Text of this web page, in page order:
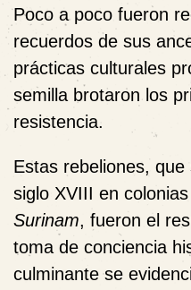
Poco a poco fueron
recuerdos de sus
prácticas culturales
semilla brotaron los
resistencia.
Estas rebeliones, que
siglo XVIII en
Surinam, fueron el
toma de conciencia
culminante se